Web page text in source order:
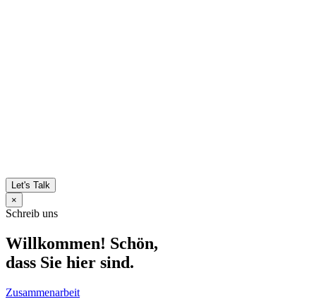
Let's Talk
×
Schreib uns
Willkommen! Schön,
dass Sie hier sind.
Zusammenarbeit